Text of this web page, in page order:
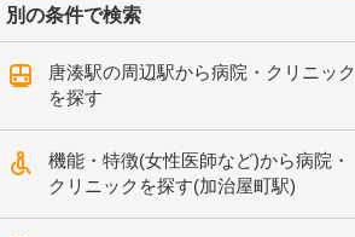
別の条件で検索
唐湊駅の周辺駅から病院・クリニック
を探す
機能・特徴(女性医師など)から病院・
クリニックを探す(加治屋町駅)